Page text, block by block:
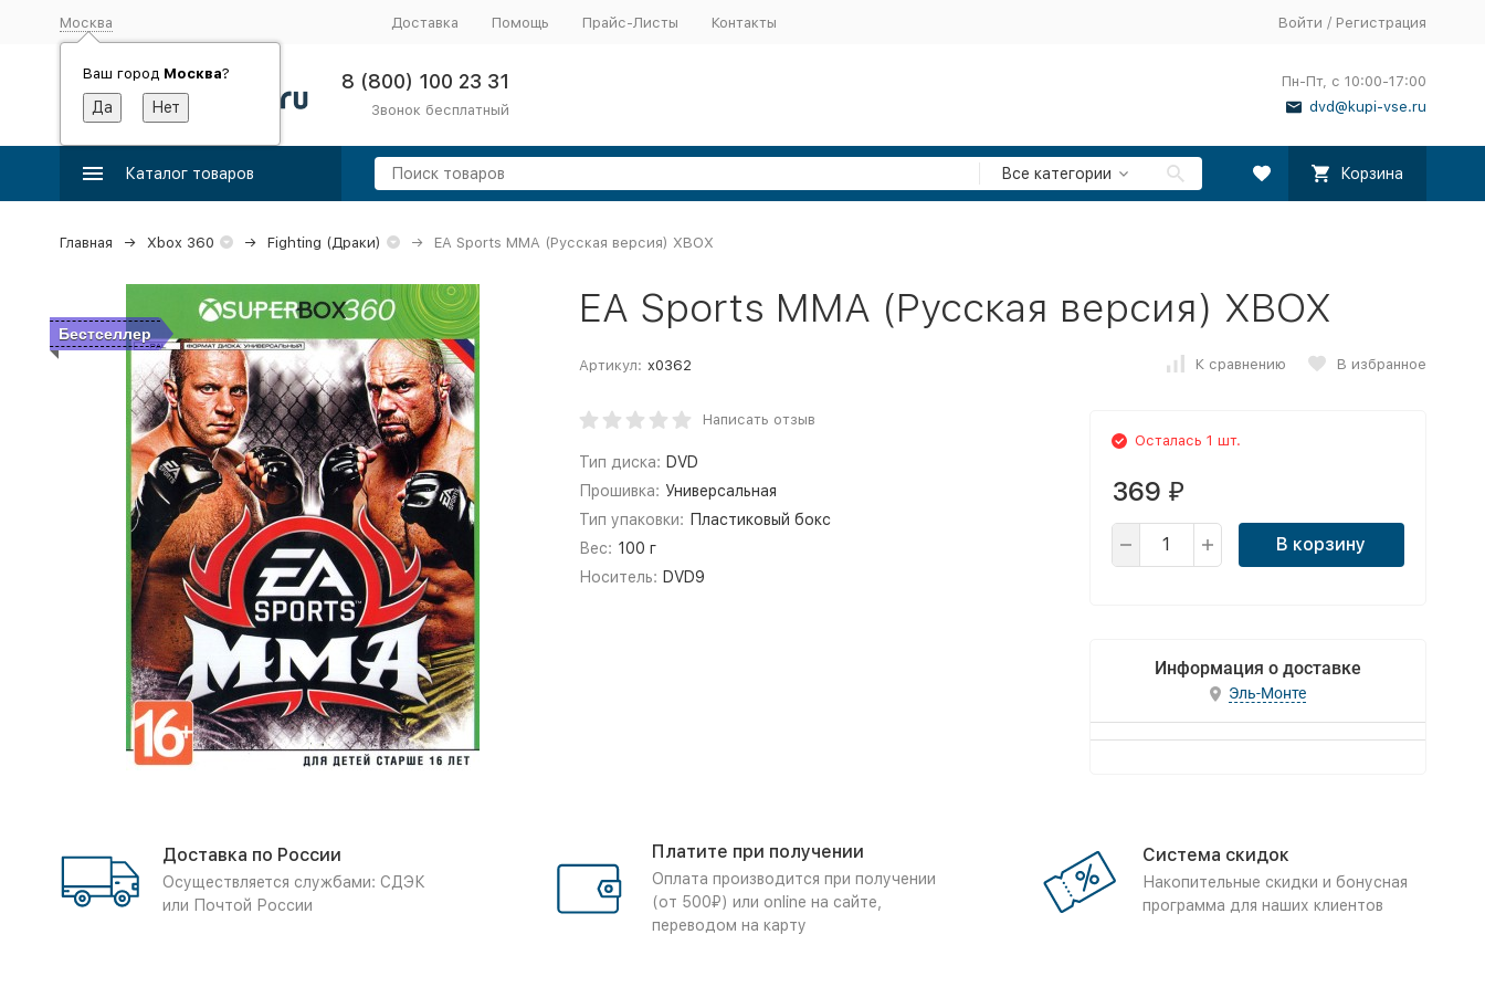
Москва
Ваш город Москва?
Доставка Помощь Прайс-Листы Контакты Войти / Регистрация
8 (800) 100 23 31
Звонок бесплатный
Пн-Пт, с 10:00-17:00
dvd@kupi-vse.ru
Каталог товаров Все категории Корзина
Главная Xbox 360 Fighting (Драки) EA Sports MMA (Русская версия) XBOX
Бестселлер
EA Sports MMA (Русская версия) XBOX
Артикул: x0362 К сравнению В избранное
Написать отзыв
Тип диска: DVD
Прошивка: Универсальная
Тип упаковки: Пластиковый бокс
Вес: 100 г
Носитель: DVD9
Осталась 1 шт.
369 ₽
В корзину
Информация о доставке
Эль-Монте
Доставка по России
Осуществляется службами: СДЭК
или Почтой России
Платите при получении
Оплата производится при получении
(от 500₽) или online на сайте,
переводом на карту
Система скидок
Накопительные скидки и бонусная
программа для наших клиентов